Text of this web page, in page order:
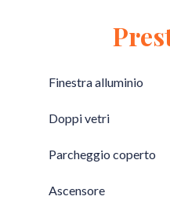
Finestra alluminio
Doppi vetri
Parcheggio coperto
Ascensore